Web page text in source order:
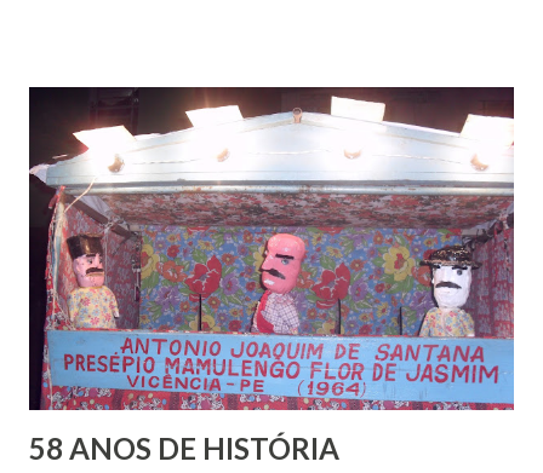
idade e tem tudo para ser um ano memorável, com muitas
homenagens. Viva Mestre Calú!
58 ANOS DE HISTÓRIA